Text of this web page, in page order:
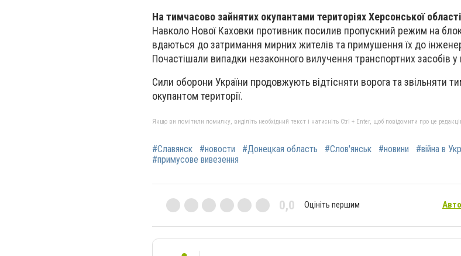
На тимчасово зайнятих окупантами територіях Херсонської області
Навколо Нової Каховки противник посилив пропускний режим на
вдаються до затримання мирних жителів та примушення їх до
Почастішали випадки незаконного вилучення транспортних засобів
Сили оборони України продовжують відтісняти ворога та звільняти
окупантом території.
Якщо ви помітили помилку, виділіть необхідний текст і натисніть Ctrl + Enter, щоб повідомити про це
#Славянск #новости #Донецкая область #Слов'янськ #новини #війна в
#примусове вивезення
0,0 Оцініть першим